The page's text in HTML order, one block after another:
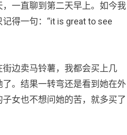
一直聊到第二天早上。如今我
得一句：“it is great to see
边卖马铃薯，我都会买上几
。结果一转弯还是看到她在外
女也不想问她的苦，就多买了